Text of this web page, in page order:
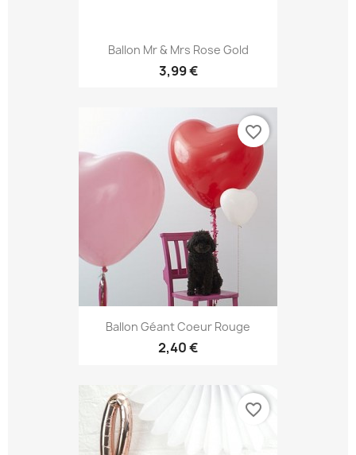
Ballon Mr & Mrs Rose Gold
3,99 €
Ballon Géant Coeur Rouge
2,40 €
favorite_border
favorite_border